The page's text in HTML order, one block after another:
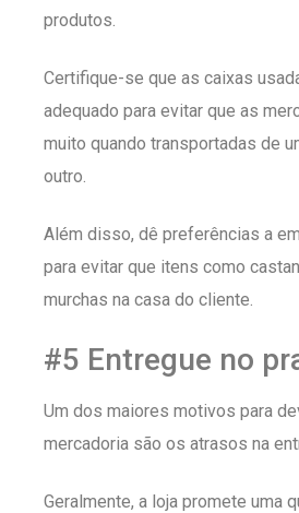
produtos.
Certifique-se que as caixas
adequado para evitar que as
muito quando transportadas de
outro.
Além disso, dê preferências a
para evitar que itens como
murchas na casa do cliente.
#5 Entregue no
Um dos maiores motivos para
mercadoria são os atrasos na
Geralmente, a loja promete uma